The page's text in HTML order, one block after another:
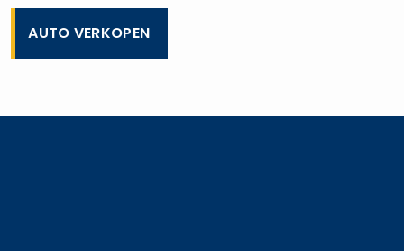
AUTO VERKOPEN